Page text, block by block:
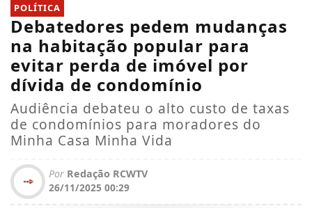
POLÍTICA
Debatedores pedem mudanças
na habitação popular para
evitar perda de imóvel por
dívida de condomínio
Audiência debateu o alto custo de taxas
de condomínios para moradores do
Minha Casa Minha Vida
Por Redação RCWTV
26/11/2025 00:29